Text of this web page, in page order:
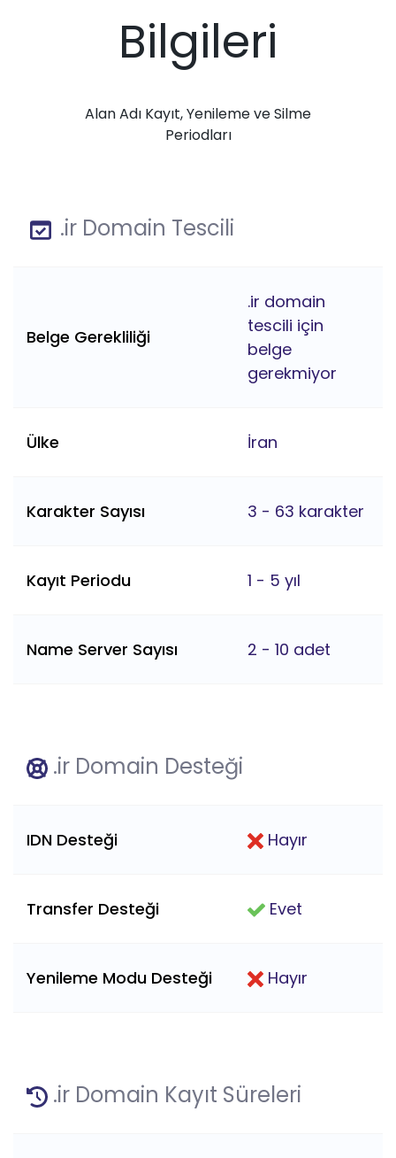
Bilgileri
Alan Adı Kayıt, Yenileme ve Silme
Periodları
.ir Domain Tescili
Belge Gerekliliği
.ir domain
tescili için
belge
gerekmiyor
Ülke İran
Karakter Sayısı 3 - 63 karakter
Kayıt Periodu 1 - 5 yıl
Name Server Sayısı 2 - 10 adet
.ir Domain Desteği
IDN Desteği Hayır
Transfer Desteği Evet
Yenileme Modu Desteği Hayır
.ir Domain Kayıt Süreleri